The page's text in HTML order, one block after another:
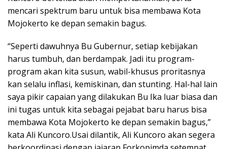
mencari spektrum baru untuk bisa membawa Kota
Mojokerto ke depan semakin bagus.
“Seperti dawuhnya Bu Gubernur, setiap kebijakan
harus tumbuh, dan berdampak. Jadi itu program-
program akan kita susun, wabil-khusus proritasnya
kan selalu inflasi, kemiskinan, dan stunting. Hal-hal lain
saya pikir capaian yang dilakukan Bu Ika luar biasa dan
ini tugas untuk kita sebagai pejabat baru harus bisa
membawa Kota Mojokerto ke depan semakin bagus,”
kata Ali Kuncoro.Usai dilantik, Ali Kuncoro akan segera